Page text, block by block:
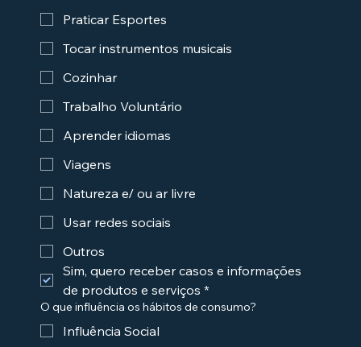
Praticar Esportes
Tocar instrumentos musicais
Cozinhar
Trabalho Voluntário
Aprender idiomas
Viagens
Natureza e/ ou ar livre
Usar redes sociais
Outros
Sim, quero receber casos e informações
de produtos e serviços *
O que influência os hábitos de consumo?
Influência Social